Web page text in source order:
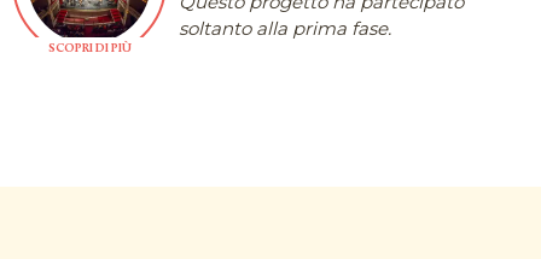
SCOPRI DI PIÙ
soltanto alla prima fase.